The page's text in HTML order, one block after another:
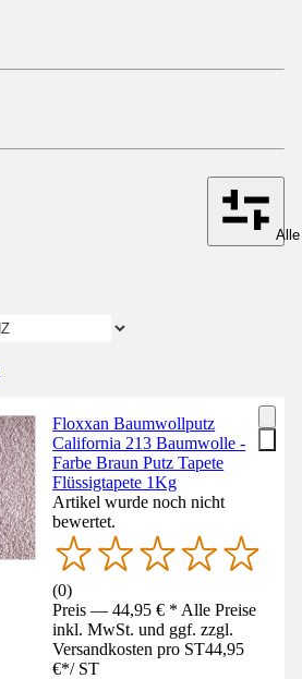
Floxxan Baumwollputz
California 213 Baumwolle -
Farbe Braun Putz Tapete
Flüssigtapete 1Kg
Artikel wurde noch nicht
bewertet.
(0)
Preis — 44,95 € * Alle Preise
inkl. MwSt. und ggf. zzgl.
Versandkosten pro ST44,95
€*/ ST